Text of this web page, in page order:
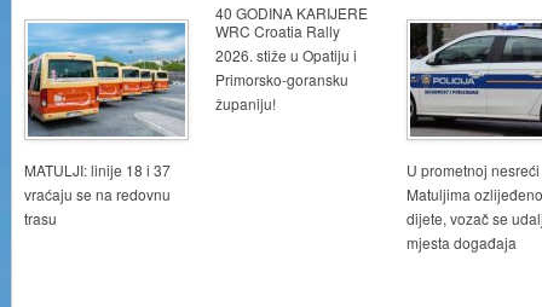
40 GODINA KARIJERE
MATULJI: linije 18 i 37
vraćaju se na redovnu
trasu
WRC Croatia Rally
2026. stiže u Opatiju i
Primorsko-goransku
županiju!
U prometnoj
Matuljima ozlijeđeno
dijete, vozač se
mjesta događaja